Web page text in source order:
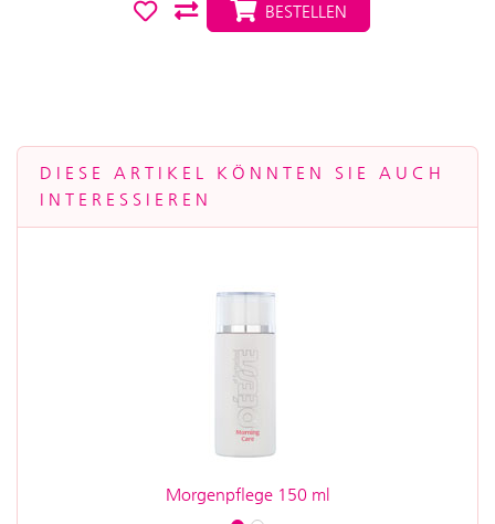
BESTELLEN
DIESE ARTIKEL KÖNNTEN SIE AUCH
INTERESSIEREN
Morgenpflege 150 ml